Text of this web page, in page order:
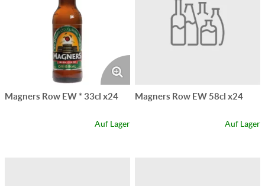
Magners Row EW * 33cl x24
Auf Lager
Magners Row EW 58cl x24
Auf Lager